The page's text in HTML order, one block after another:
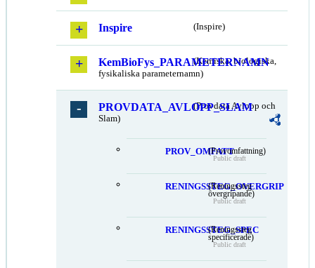
Inspire (Inspire)
KemBioFys_PARAMETERNAMN
(Kemiska, biologiska,
fysikaliska parameternamn)
PROVDATA_AVLOPP_SLAM
(Provdata Avlopp och
Slam)
PROV_OMFATT(Provomfattning)
Public draft
RENINGSSTEG_OVERGRIP
(Reningssteg
övergripande)
Public draft
RENINGSSTEG_SPEC
(Reningssteg
specificerade)
Public draft